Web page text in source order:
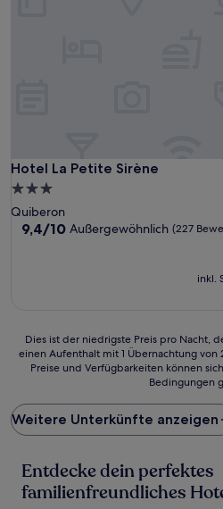
Hotel La Petite Sirène
Hotel La Petite Sirène
3.0-
Sterne-
Unterkunft
Quiberon
9.4
9,4/10 Außergewöhnlich (227
inkl.
Dies
ist
Preis
pro
Nacht,
den
letzten
Dies ist der niedrigste Preis pro Nacht,
einen Aufenthalt mit 1 Übernachtung
Preise und Verfügbarkeiten können
Bedingungen
Weitere Unterkünfte anzeigen
Entdecke dein perfektes
familienfreundliches